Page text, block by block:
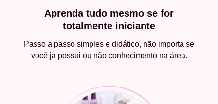
Aprenda tudo mesmo se for
totalmente iniciante
Passo a passo simples e didático, não importa se
você já possui ou não conhecimento na área.